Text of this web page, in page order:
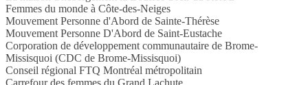
Femmes du monde à Côte-des-Neiges
Mouvement Personne d'Abord de Sainte-Thérèse
Mouvement Personne D'Abord de Saint-Eustache
Corporation de développement communautaire de Brome-
Missisquoi (CDC de Brome-Missisquoi)
Conseil régional FTQ Montréal métropolitain
Carrefour des femmes du Grand Lachute